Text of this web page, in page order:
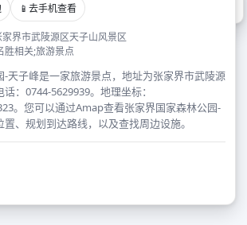
📱 去手机查看
界市武陵源区天子山风景区
胜相关;旅游景点
-天子峰是一家旅游景点，地址为张家界市武陵源
：0744-5629939。地理坐标：
。您可以通过Amap查看张家界国家森林公园-
、规划到达路线，以及查找周边设施。